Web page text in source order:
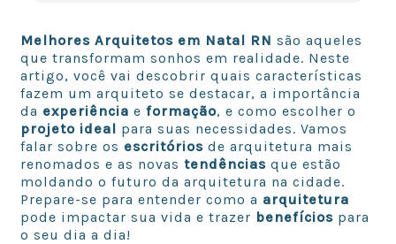
Melhores Arquitetos em Natal RN são aqueles
que transformam sonhos em realidade. Neste
artigo, você vai descobrir quais características
fazem um arquiteto se destacar, a importância
da experiência eformação, e como escolher o
projeto ideal para suas necessidades. Vamos
falar sobre os escritórios de arquitetura mais
renomados e as novastendências que estão
moldando o futuro da arquitetura na cidade.
Prepare-se para entender como a arquitetura
pode impactar sua vida e trazer benefícios para
o seu dia a dia!